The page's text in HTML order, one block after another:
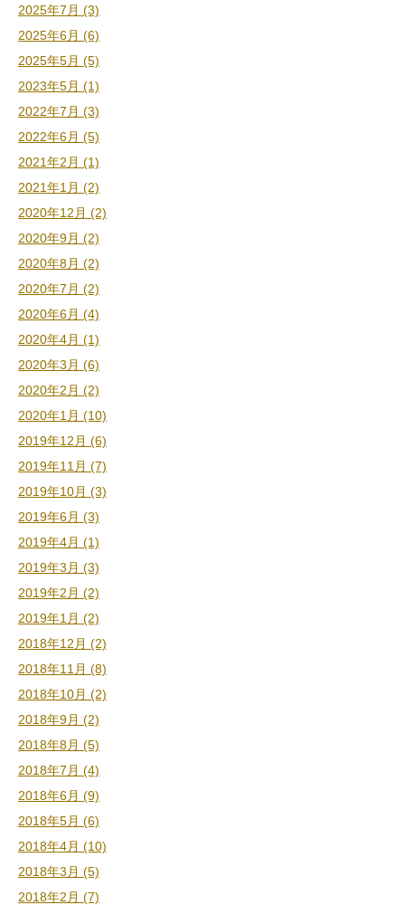
2025年7月 (3)
2025年6月 (6)
2025年5月 (5)
2023年5月 (1)
2022年7月 (3)
2022年6月 (5)
2021年2月 (1)
2021年1月 (2)
2020年12月 (2)
2020年9月 (2)
2020年8月 (2)
2020年7月 (2)
2020年6月 (4)
2020年4月 (1)
2020年3月 (6)
2020年2月 (2)
2020年1月 (10)
2019年12月 (6)
2019年11月 (7)
2019年10月 (3)
2019年6月 (3)
2019年4月 (1)
2019年3月 (3)
2019年2月 (2)
2019年1月 (2)
2018年12月 (2)
2018年11月 (8)
2018年10月 (2)
2018年9月 (2)
2018年8月 (5)
2018年7月 (4)
2018年6月 (9)
2018年5月 (6)
2018年4月 (10)
2018年3月 (5)
2018年2月 (7)